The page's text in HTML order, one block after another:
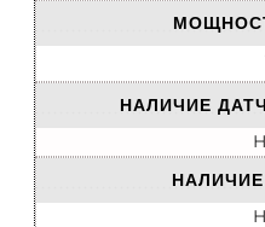
НАЛИЧИЕ